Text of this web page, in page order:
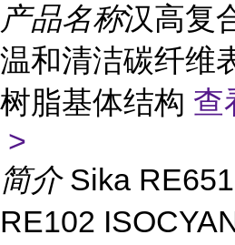
产品名称汉高复
温和清洁碳纤维
树脂基体结构 查
>
简介 Sika
RE102